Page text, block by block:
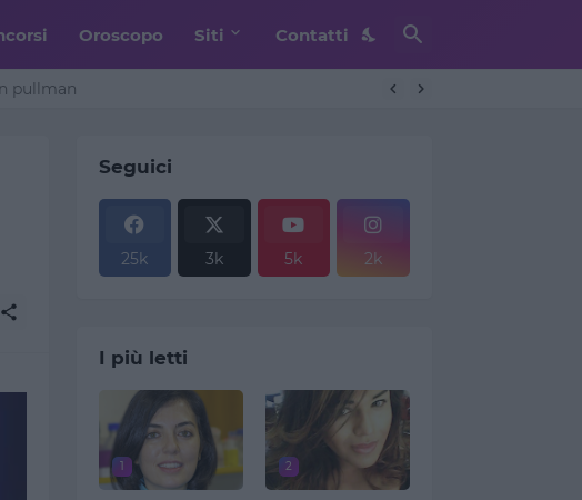
Oroscopo Siti Contatti
pullman
Seguici
25k 3k 5k 2k
I più letti
1 2